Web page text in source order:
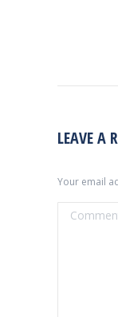
LEAVE A
Your email
Comment